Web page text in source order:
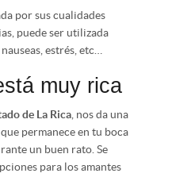
por sus cualidades
puede ser utilizada
estrés, etc…
muy rica
de La Rica , nos da una
permanece en tu boca
un buen rato. Se
para los amantes